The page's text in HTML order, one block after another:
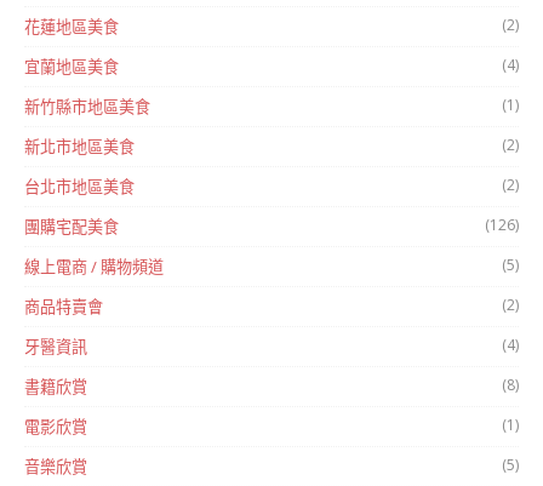
花蓮地區美食 (2)
宜蘭地區美食 (4)
新竹縣市地區美食 (1)
新北市地區美食 (2)
台北市地區美食 (2)
團購宅配美食 (126)
線上電商 / 購物頻道 (5)
商品特賣會 (2)
牙醫資訊 (4)
書籍欣賞 (8)
電影欣賞 (1)
音樂欣賞 (5)